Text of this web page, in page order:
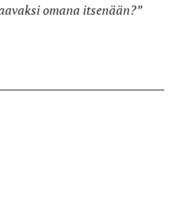
omana itsenään?”